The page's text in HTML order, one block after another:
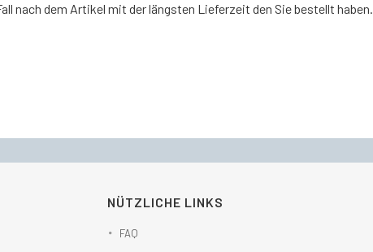
nach dem Artikel mit der längsten Lieferzeit den Sie bestellt haben.
NÜTZLICHE LINKS
FAQ